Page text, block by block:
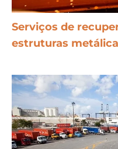
Serviços de
estruturas